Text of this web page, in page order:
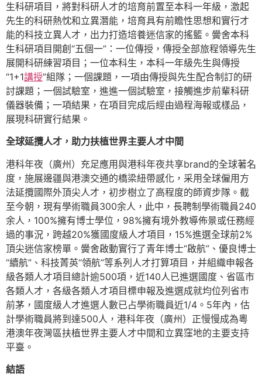
生科研項目，將對科研人才的培育前置至本科一年級，激起
先生的科研熱忱和立異潛能，培育具有前瞻性思想和實行才
能的科技立異人才，出力打造培養迷信家的搖籃。黌舍本科
生科研項目開創“五個一”：一位傳授，傳授全部旅程領導先生
展開科研練習項目；一位本科生，本科一年級先生與傳授
“1+1講授”組隊；一個課題，一項由傳授與先生配合制訂的研
討課題；一個試驗室，進進一個試驗室，接觸進步前輩科研
儀器裝備；一項結果，在項目完成后經由過程海報或樣品，
展現科研實行結果。
全球延攬人才，助力扶植世界主要人才中間
港科年夜（廣州）充足應用與港科年夜共享brand的全球著名
度，施展邊疆與港澳交通的橋梁紐帶感化，采用全球僱用方
法延攬國際外頂尖人才，初步樹立了高程度的師資步隊。截
至今朝，現有學術職員300余人，此中，長聘制學術職員240
余人，100%擁有博士學位，98%擁有境外教導佈景或任務經
過的事況，跨越20%獲國度級人才項目，15%進選全球前2%
頂尖迷信家榜單。黌舍啟動實行了青年博士“啟航”、優良博士
“續航”、科技菁英“領航”等系列人才打算項目，并組織申報各
級各類人才項目總計逾500項，近140人已進選國度、省區市
各類人才，各級各類人才項目標申報及進選成就均位列省市
前茅，國度級人才進選人數已占學術職員近1/4。5年內，估
計學術職員將到達500人，港科年夜（廣州）正慢慢成為粵
港澳年夜灣區扶植世界主要人才中間和立異窪地的主要支持
平臺。
結語